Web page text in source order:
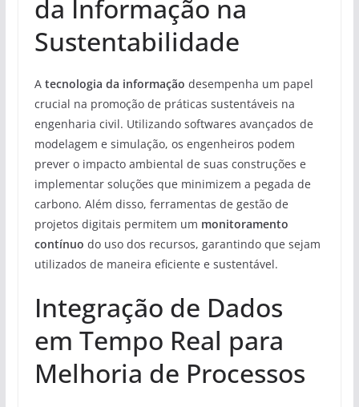
da Informação na
Sustentabilidade
A tecnologia da informação desempenha um papel
crucial na promoção de práticas sustentáveis na
engenharia civil. Utilizando softwares avançados de
modelagem e simulação, os engenheiros podem
prever o impacto ambiental de suas construções e
implementar soluções que minimizem a pegada de
carbono. Além disso, ferramentas de gestão de
projetos digitais permitem um monitoramento
contínuo do uso dos recursos, garantindo que sejam
utilizados de maneira eficiente e sustentável.
Integração de Dados
em Tempo Real para
Melhoria de Processos